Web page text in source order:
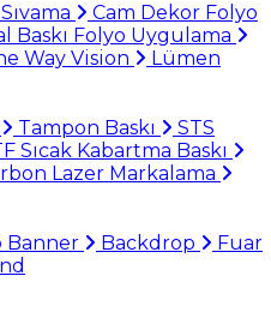
Cam Dekor Folyo
Baskı Folyo Uygulama
Way Vision
Lümen
Tampon Baskı
STS
Sıcak Kabartma Baskı
Lazer Markalama
Banner Backdrop
Fuar